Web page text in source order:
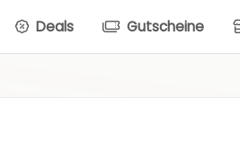
Deals Gutscheine